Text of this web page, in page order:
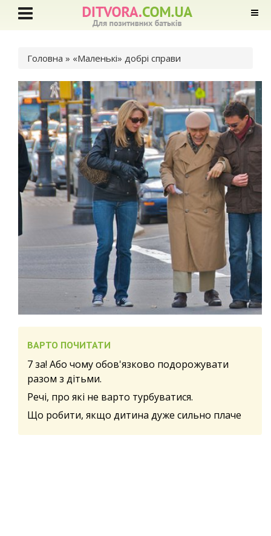
Ви є тут
Головна » «Маленькі» добрі справи
ВАРТО ПОЧИТАТИ
7 за! Або чому обов'язково подорожувати
разом з дітьми.
Речі, про які не варто турбуватися.
Що робити, якщо дитина дуже сильно плаче